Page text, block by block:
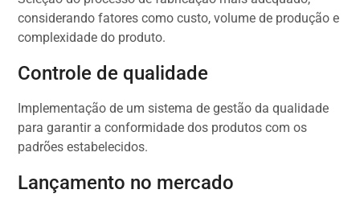
considerando fatores como custo, volume de produção e
complexidade do produto.
Controle de qualidade
Implementação de um sistema de gestão da qualidade
para garantir a conformidade dos produtos com os
padrões estabelecidos.
Lançamento no mercado